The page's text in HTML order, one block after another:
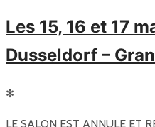
Les 15, 16 et 17
Dusseldorf –
✻
LE SALON EST ANNULE ET